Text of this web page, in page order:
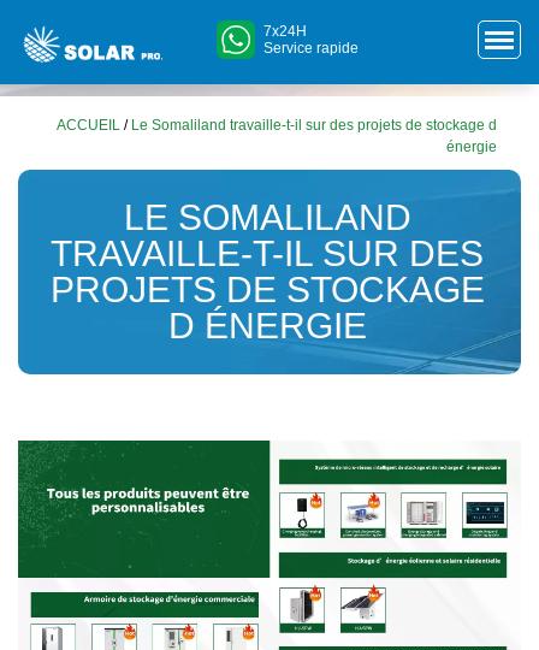
7x24H
Service rapide
ACCUEIL / Le Somaliland travaille-t-il sur des projets de stockage d
énergie
LE SOMALILAND
TRAVAILLE-T-IL SUR DES
PROJETS DE STOCKAGE
D ÉNERGIE